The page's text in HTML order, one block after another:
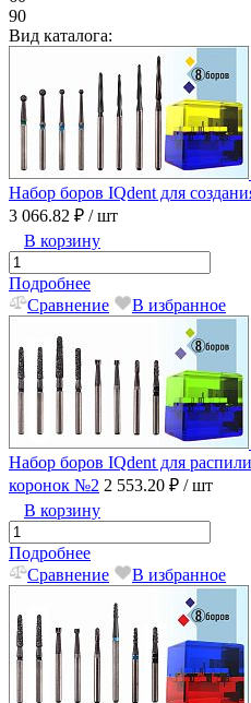
90
Вид каталога:
Набор боров IQdent для
3 066.82 ₽ / шт
В корзину
Подробнее
Сравнение
В избранное
Набор боров IQdent для
коронок №2 2 553.20 ₽ / шт
В корзину
Подробнее
Сравнение
В избранное